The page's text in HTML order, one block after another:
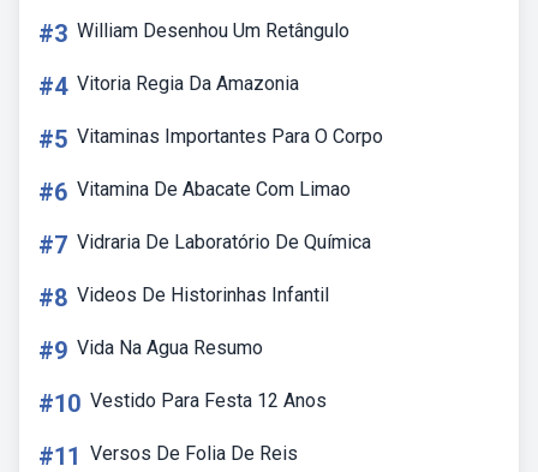
#3 William Desenhou Um Retângulo
#4 Vitoria Regia Da Amazonia
#5 Vitaminas Importantes Para O Corpo
#6 Vitamina De Abacate Com Limao
#7 Vidraria De Laboratório De Química
#8 Videos De Historinhas Infantil
#9 Vida Na Agua Resumo
#10 Vestido Para Festa 12 Anos
#11 Versos De Folia De Reis